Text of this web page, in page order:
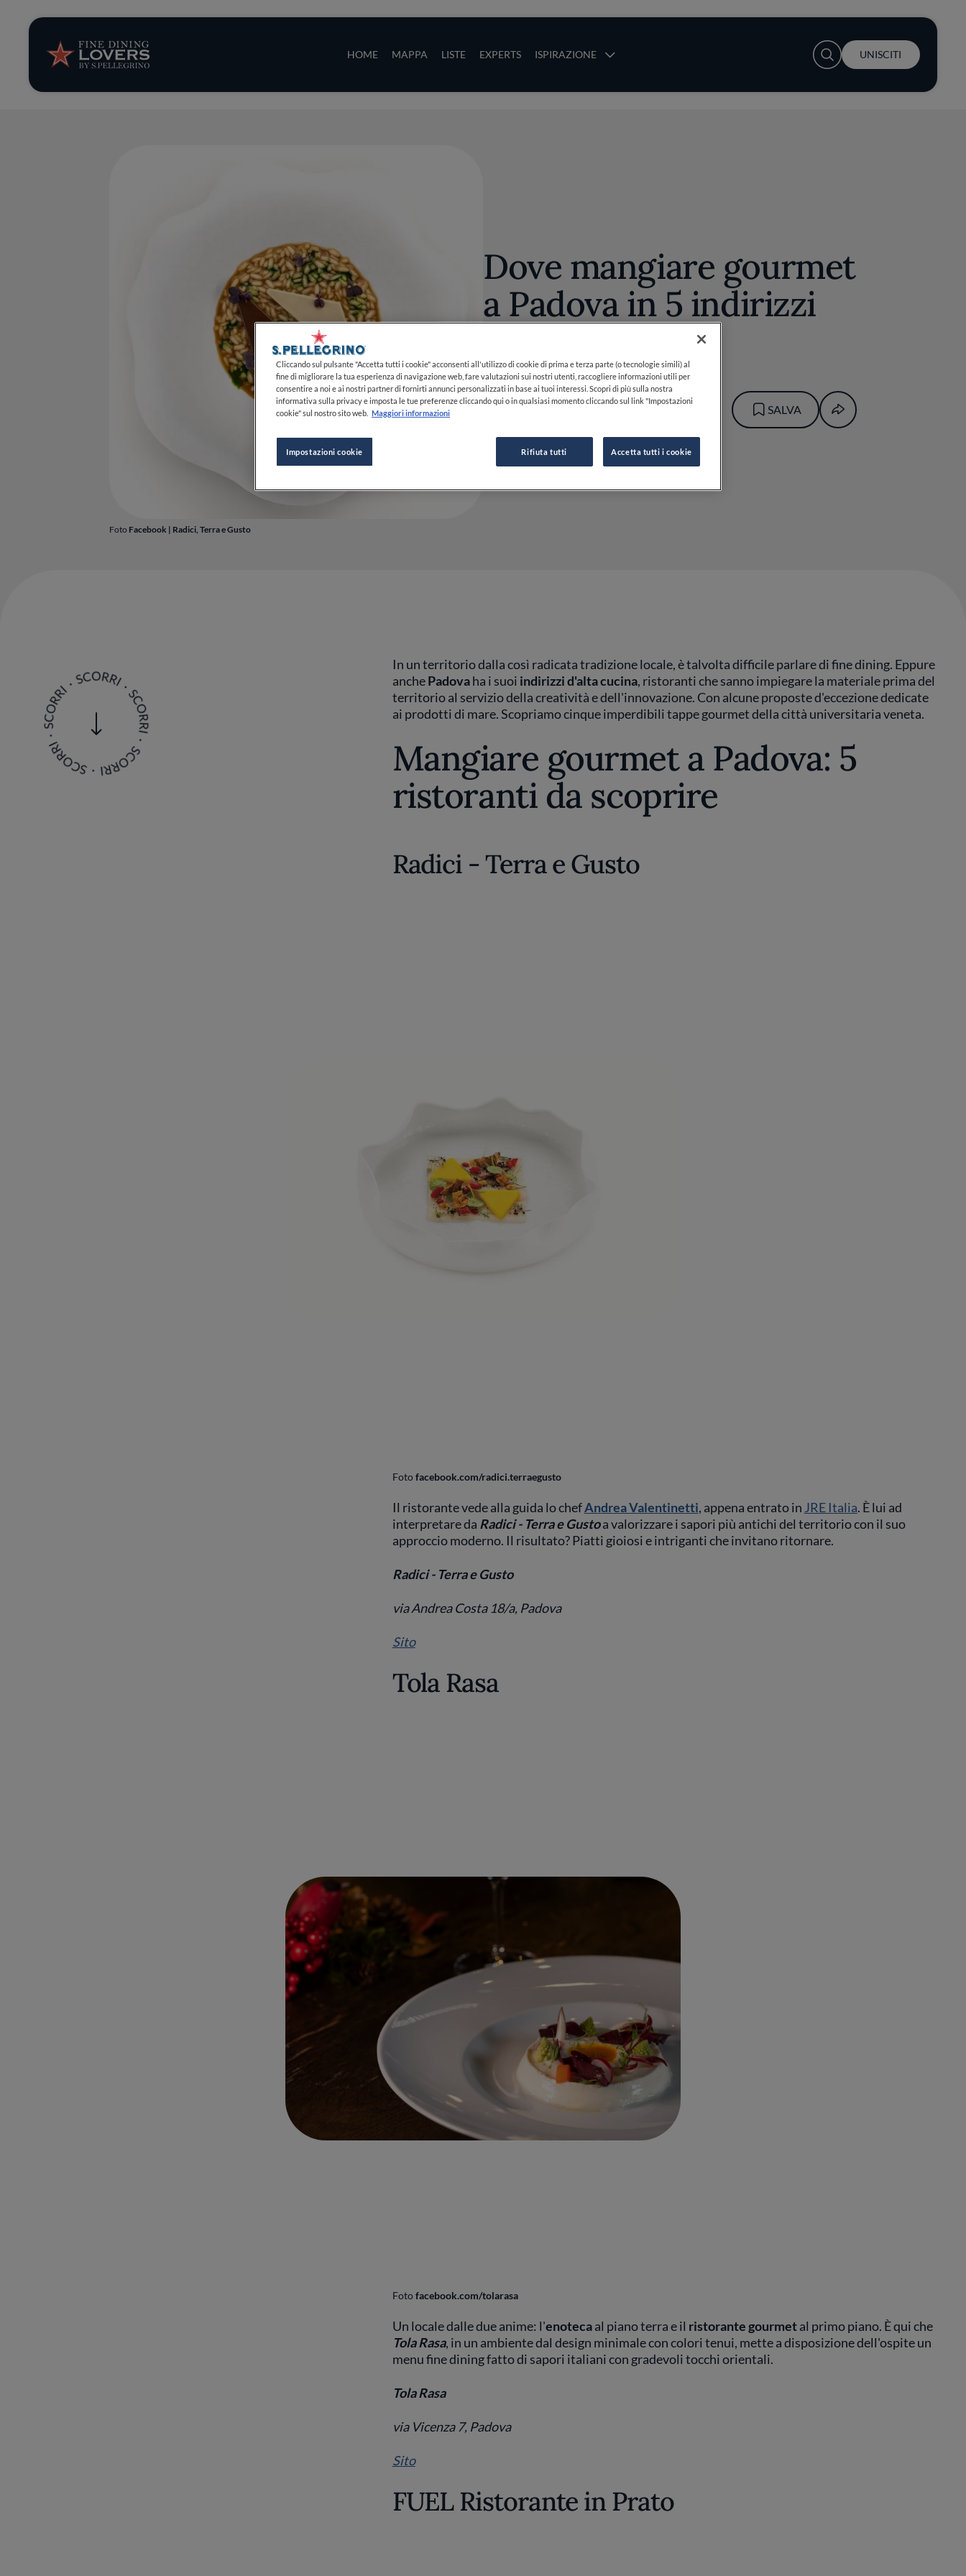
HOME MAPPA LISTE EXPERTS ISPIRAZIONE
Storie e tendenze
Ricette
User account menu
UNISCITI
Foto Facebook | Radici, Terra e Gusto
Dove mangiare gourmet
a Padova in 5 indirizzi
DASIMONE ZENI
SALVA
In un territorio dalla così radicata tradizione locale, è talvolta difficile parlare di fine dining. Eppure
anchePadovaha i suoi indirizzi d'alta cucina, ristoranti che sanno impiegare la materiale prima del
territorio al servizio della creatività e dell'innovazione. Con alcune proposte d'eccezione dedicate
ai prodotti di mare. Scopriamo cinque imperdibili tappe gourmet della città universitaria veneta.
Mangiare gourmet a Padova: 5
ristoranti da scoprire
Radici - Terra e Gusto
Fotofacebook.com/radici.terraegusto
Il ristorante vede alla guida lo chefAndrea Valentinetti, appena entrato in JRE Italia. È lui ad
interpretare da Radici - Terra e Gustoa valorizzare i sapori più antichi del territorio con il suo
approccio moderno. Il risultato? Piatti gioiosi e intriganti che invitano ritornare.
Radici - Terra e Gusto
via Andrea Costa 18/a, Padova
Sito
Tola Rasa
Fotofacebook.com/tolarasa
Un locale dalle due anime: l'enotecaal piano terra e il ristorante gourmetal primo piano. È qui che
Tola Rasa, in un ambiente dal design minimale con colori tenui, mette a disposizione dell'ospite un
menu fine dining fatto di sapori italiani con gradevoli tocchi orientali.
Tola Rasa
via Vicenza 7, Padova
Sito
FUEL Ristorante in Prato
Cliccando sul pulsante "Accetta tutti i cookie" acconsenti all'utilizzo di cookie di prima e terza parte (o tecnologie simili) al
fine di migliorare la tua esperienza di navigazione web, fare valutazioni sui nostri utenti, raccogliere informazioni utili per
consentire a noi e ai nostri partner di fornirti annunci personalizzati in base ai tuoi interessi. Scopri di più sulla nostra
informativa sulla privacy e imposta le tue preferenze cliccando qui o in qualsiasi momento cliccando sul link "Impostazioni
cookie" sul nostro sito web. Maggiori informazioni
Impostazioni cookie Rifiuta tutti Accetta tutti i cookie